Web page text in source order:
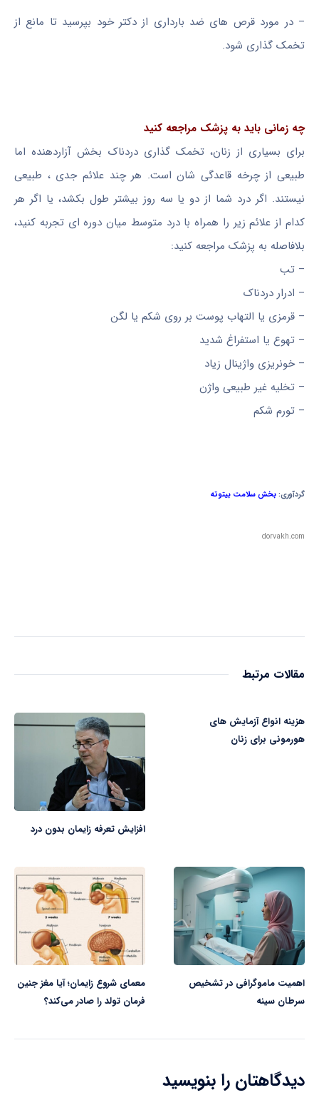
– در مورد قرص های ضد بارداری از دکتر خود بپرسید تا مانع از
تخمک گذاری شود.
چه زمانی باید به پزشک مراجعه کنید
برای بسیاری از زنان، تخمک گذاری دردناک بخش آزاردهنده اما
طبیعی از چرخه قاعدگی شان است. هر چند علائم جدی ، طبیعی
نیستند. اگر درد شما از دو یا سه روز بیشتر طول بکشد، یا اگر هر
کدام از علائم زیر را همراه با درد متوسط میان دوره ای تجربه کنید،
بلافاصله به پزشک مراجعه کنید:
– تب
– ادرار دردناک
– قرمزی یا التهاب پوست بر روی شکم یا لگن
– تهوع یا استفراغ شدید
– خونریزی واژینال زیاد
– تخلیه غیر طبیعی واژن
– تورم شکم
گردآوری:بخش سلامت بیتوته
dorvakh.com
مقالات مرتبط
هزینه انواع آزمایش های
هورمونی برای زنان
افزایش تعرفه زایمان بدون درد
اهمیت ماموگرافی در تشخیص
سرطان سینه
معمای شروع زایمان؛ آیا مغز جنین
فرمان تولد را صادر می‌کند؟
دیدگاهتان را بنویسید